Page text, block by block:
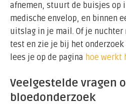
afnemen, stuurt de buisjes op
medische envelop, en binnen
uitslag in je mail. Of je
test en zie je bij het
lees je op de pagina hoe werkt
Veelgestelde vragen
bloedonderzoek